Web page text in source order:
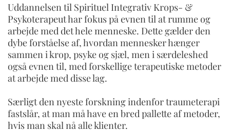
Uddannelsen til Spirituel Integrativ Krops- &
Psykoterapeut har fokus på evnen til at rumme og
arbejde med det hele menneske. Dette gælder den
dybe forståelse af, hvordan mennesker hænger
sammen i krop, psyke og sjæl, men i særdeleshed
også evnen til, med forskellige terapeutiske metoder
at arbejde med disse lag.
Særligt den nyeste forskning indenfor traumeterapi
fastslår, at man må have en bred pallette af metoder,
hvis man skal nå alle klienter.